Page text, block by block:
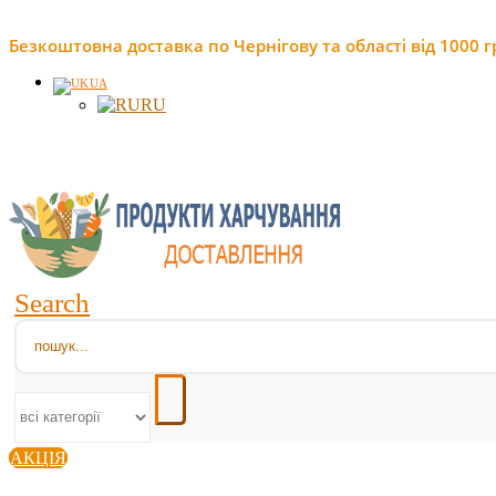
Безкоштовна доставка по Чернігову та області від 1000
UA
RU
Search
АКЦІЯ